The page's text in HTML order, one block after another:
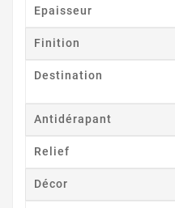
Epaisseur
Finition
Destination
Antidérapant
Relief
Décor